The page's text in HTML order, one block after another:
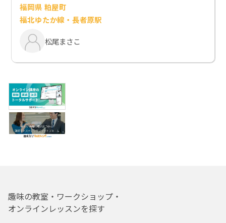
福岡県 粕屋町
福北ゆたか線・長者原駅
松尾まさこ
趣味の教室・ワークショップ・
オンラインレッスンを探す